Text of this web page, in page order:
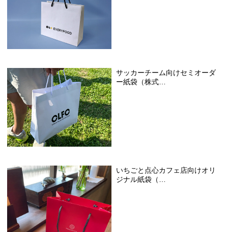
サッカーチーム向けセミオーダ
ー紙袋（株式…
いちごと点心カフェ店向けオリ
ジナル紙袋（…